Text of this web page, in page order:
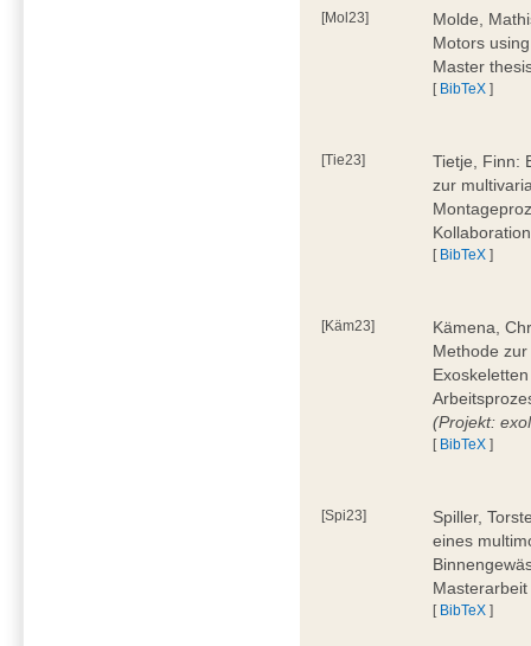
[Mol23]
Molde,
Motors
Master
[ BibTeX ]
[Tie23]
Tietje, Finn:
zur
[ BibTeX ]
[Käm23]
Kämena,
Methode
(Projekt:
[ BibTeX ]
[Spi23]
Spiller,
eines
[ BibTeX ]